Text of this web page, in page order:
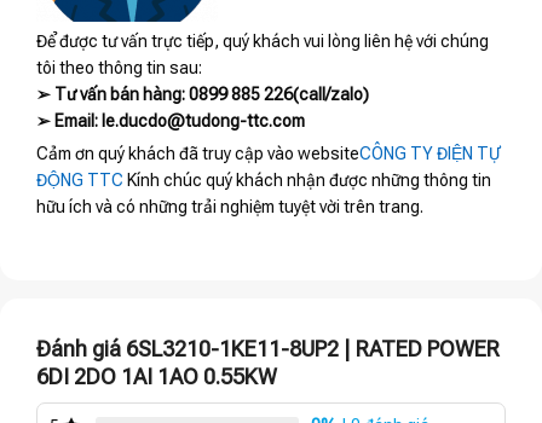
Để được tư vấn trực tiếp, quý khách vui lòng liên hệ với chúng
tôi theo thông tin sau:
➢ Tư vấn bán hàng: 0899 885 226(call/zalo)
➢ Email: le.ducdo@tudong-ttc.com
Cảm ơn quý khách đã truy cập vào websiteCÔNG TY ĐIỆN TỰ
ĐỘNG TTC Kính chúc quý khách nhận được những thông tin
hữu ích và có những trải nghiệm tuyệt vời trên trang.
Đánh giá 6SL3210-1KE11-8UP2 | RATED POWER
6DI 2DO 1AI 1AO 0.55KW